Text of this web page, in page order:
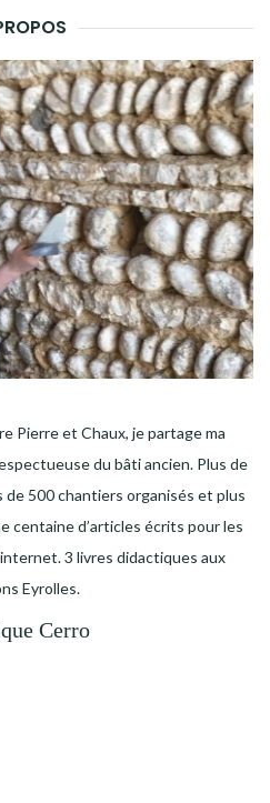
Pierre et Chaux, je partage ma
du bâti ancien. Plus de
de 500 chantiers organisés et plus
centaine d’articles écrits pour les
3 livres didactiques aux
Eyrolles.
Cerro